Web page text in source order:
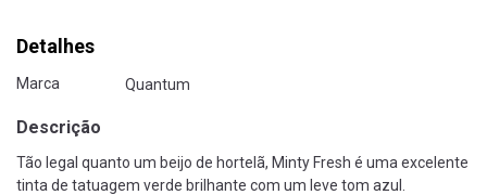
Detalhes
Marca Quantum
Descrição
Tão legal quanto um beijo de hortelã, Minty Fresh é uma excelente
tinta de tatuagem verde brilhante com um leve tom azul.